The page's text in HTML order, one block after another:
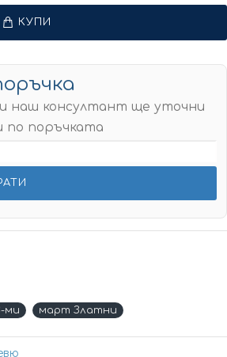
КУПИ
наш консултант ще уточни
по поръчката
ми март Златни